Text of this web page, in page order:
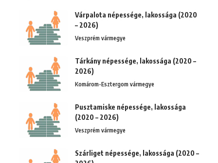
Várpalota népessége, lakossága (2020
– 2026)
Veszprém vármegye
Tárkány népessége, lakossága (2020 –
2026)
Komárom-Esztergom vármegye
Pusztamiske népessége, lakossága
(2020 – 2026)
Veszprém vármegye
Szárliget népessége, lakossága (2020 –